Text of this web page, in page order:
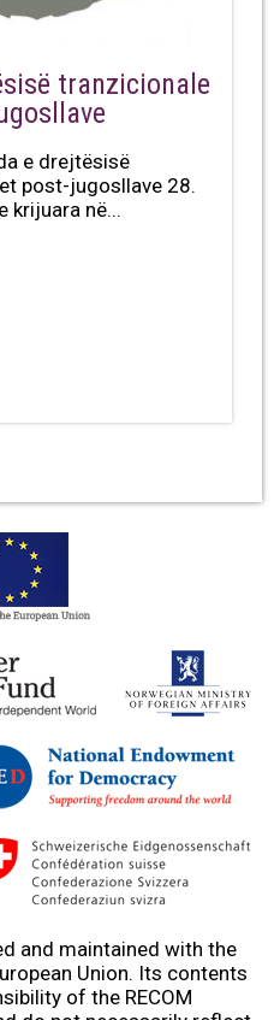
tranzicionale
e drejtësisë
post-jugosllave 28.
krijuara në...
and maintained with the
Union. Its contents
of the RECOM